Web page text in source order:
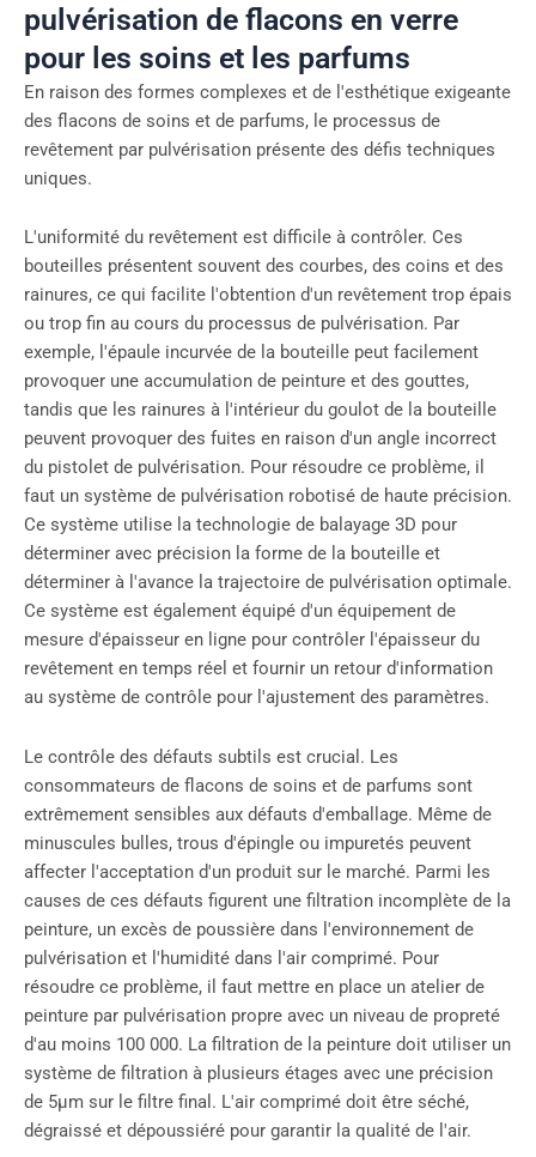
pulvérisation de flacons en verre
pour les soins et les parfums
En raison des formes complexes et de l'esthétique exigeante
des flacons de soins et de parfums, le processus de
revêtement par pulvérisation présente des défis techniques
uniques.
L'uniformité du revêtement est difficile à contrôler. Ces
bouteilles présentent souvent des courbes, des coins et des
rainures, ce qui facilite l'obtention d'un revêtement trop épais
ou trop fin au cours du processus de pulvérisation. Par
exemple, l'épaule incurvée de la bouteille peut facilement
provoquer une accumulation de peinture et des gouttes,
tandis que les rainures à l'intérieur du goulot de la bouteille
peuvent provoquer des fuites en raison d'un angle incorrect
du pistolet de pulvérisation. Pour résoudre ce problème, il
faut un système de pulvérisation robotisé de haute précision.
Ce système utilise la technologie de balayage 3D pour
déterminer avec précision la forme de la bouteille et
déterminer à l'avance la trajectoire de pulvérisation optimale.
Ce système est également équipé d'un équipement de
mesure d'épaisseur en ligne pour contrôler l'épaisseur du
revêtement en temps réel et fournir un retour d'information
au système de contrôle pour l'ajustement des paramètres.
Le contrôle des défauts subtils est crucial. Les
consommateurs de flacons de soins et de parfums sont
extrêmement sensibles aux défauts d'emballage. Même de
minuscules bulles, trous d'épingle ou impuretés peuvent
affecter l'acceptation d'un produit sur le marché. Parmi les
causes de ces défauts figurent une filtration incomplète de la
peinture, un excès de poussière dans l'environnement de
pulvérisation et l'humidité dans l'air comprimé. Pour
résoudre ce problème, il faut mettre en place un atelier de
peinture par pulvérisation propre avec un niveau de propreté
d'au moins 100 000. La filtration de la peinture doit utiliser un
système de filtration à plusieurs étages avec une précision
de 5μm sur le filtre final. L'air comprimé doit être séché,
dégraissé et dépoussiéré pour garantir la qualité de l'air.